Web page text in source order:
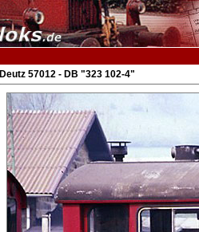
Deutz 57012 - DB "323 102-4"